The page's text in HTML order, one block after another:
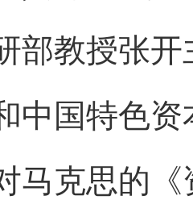
部教授张
中国特色
马克思的